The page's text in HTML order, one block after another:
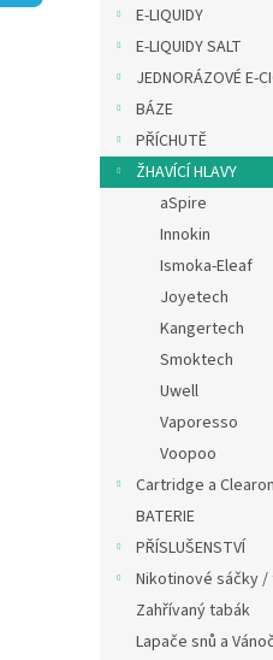
e
l
E-LIQUIDY
E-LIQUIDY SALT
JEDNORÁZOVÉ E-
BÁZE
PŘÍCHUTĚ
ŽHAVÍCÍ HLAVY
aSpire
Innokin
Ismoka-Eleaf
Joyetech
Kangertech
Smoktech
Uwell
Vaporesso
Voopoo
Cartridge a
BATERIE
PŘÍSLUŠENSTVÍ
Nikotinové sáčky /
Zahřívaný tabák
Lapače snů a